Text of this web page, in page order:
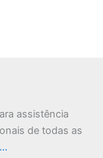
assistência
de todas as